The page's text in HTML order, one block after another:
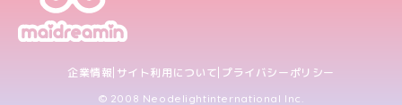
企業情報 サイト利用について プライバシーポリシー
© 2008 Neodelightinternational Inc.